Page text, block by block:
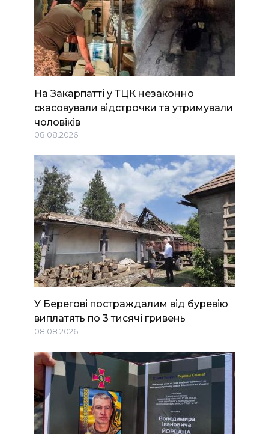
На Закарпатті у ТЦК незаконно
скасовували відстрочки та утримували
чоловіків
08.08.2026
У Берегові постраждалим від буревію
виплатять по 3 тисячі гривень
08.08.2026